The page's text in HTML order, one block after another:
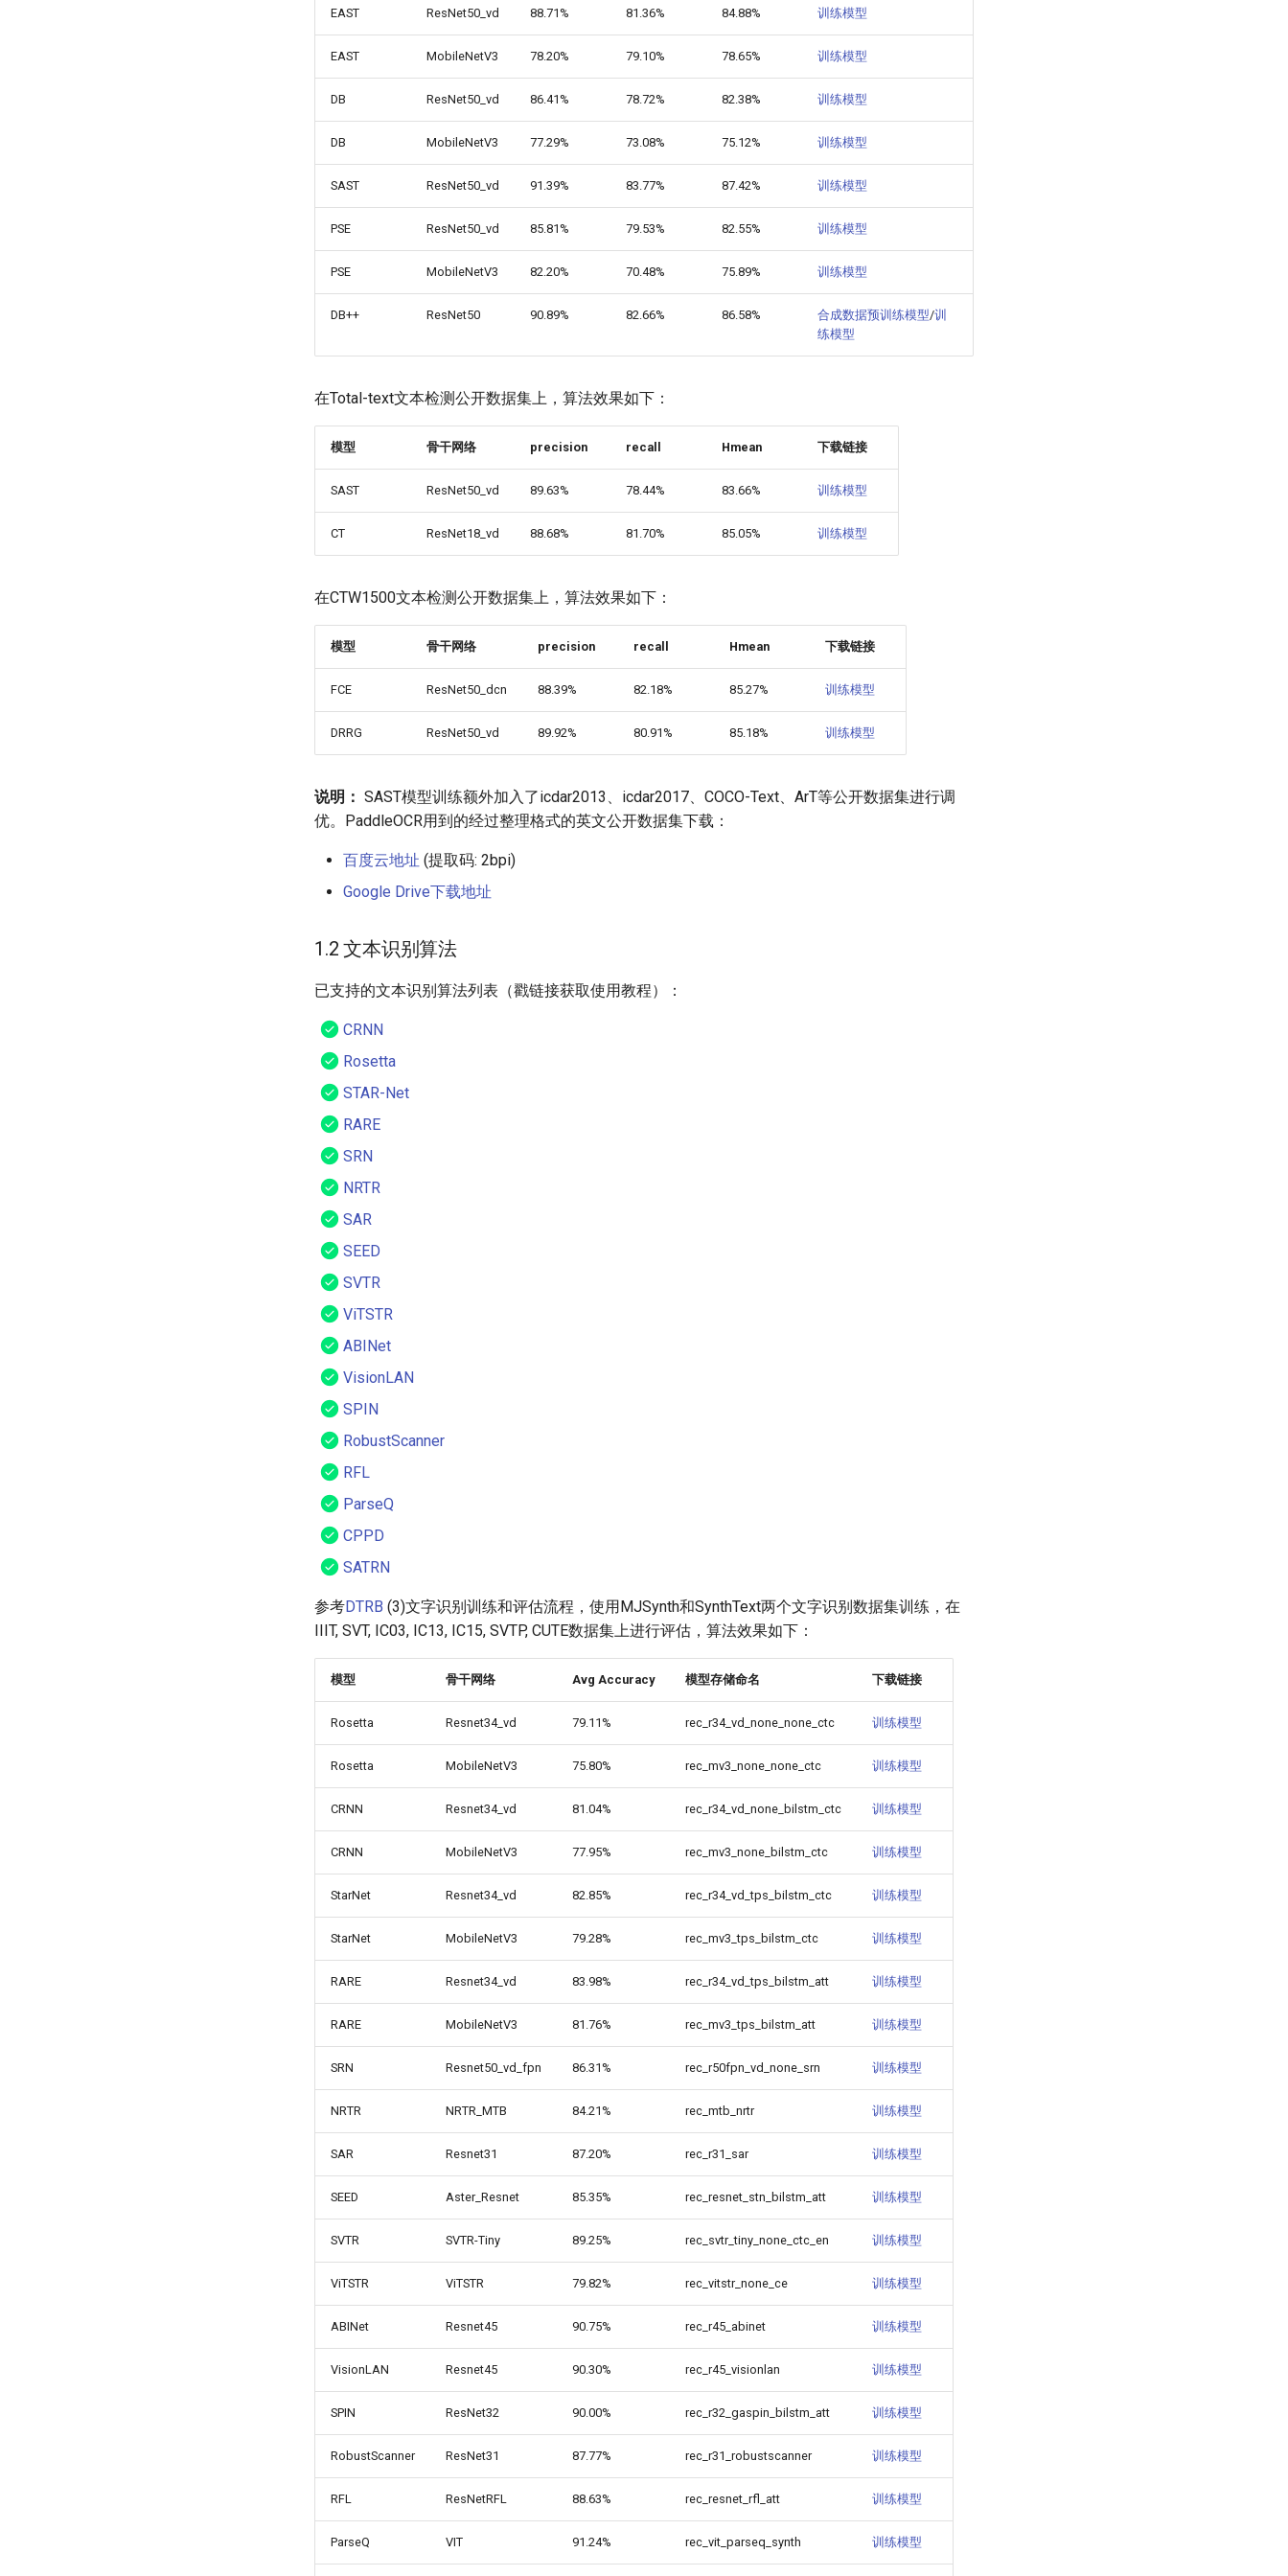
EAST ResNet50_vd 88.71% 81.36% 84.88% 训练模型
EAST MobileNetV3 78.20% 79.10% 78.65% 训练模型
DB ResNet50_vd 86.41% 78.72% 82.38% 训练模型
DB MobileNetV3 77.29% 73.08% 75.12% 训练模型
SAST ResNet50_vd 91.39% 83.77% 87.42% 训练模型
PSE ResNet50_vd 85.81% 79.53% 82.55% 训练模型
PSE MobileNetV3 82.20% 70.48% 75.89% 训练模型
DB++ ResNet50 90.89% 82.66% 86.58% 合成数据预训练模型/训
练模型
在Total-text文本检测公开数据集上，算法效果如下：
模型 骨干网络 precision recall Hmean 下载链接
SAST ResNet50_vd 89.63% 78.44% 83.66% 训练模型
CT ResNet18_vd 88.68% 81.70% 85.05% 训练模型
在CTW1500文本检测公开数据集上，算法效果如下：
模型 骨干网络 precision recall Hmean 下载链接
FCE ResNet50_dcn 88.39% 82.18% 85.27% 训练模型
DRRG ResNet50_vd 89.92% 80.91% 85.18% 训练模型
说明： SAST模型训练额外加入了icdar2013、icdar2017、COCO-Text、ArT等公开数据集进行调
优。PaddleOCR用到的经过整理格式的英文公开数据集下载：
百度云地址 (提取码: 2bpi)
Google Drive下载地址
1.2 文本识别算法
已支持的文本识别算法列表（戳链接获取使用教程）：
CRNN
Rosetta
STAR-Net
RARE
SRN
NRTR
SAR
SEED
SVTR
ViTSTR
ABINet
VisionLAN
SPIN
RobustScanner
RFL
ParseQ
CPPD
SATRN
参考DTRB (3)文字识别训练和评估流程，使用MJSynth和SynthText两个文字识别数据集训练，在
IIIT, SVT, IC03, IC13, IC15, SVTP, CUTE数据集上进行评估，算法效果如下：
模型 骨干网络 Avg Accuracy 模型存储命名 下载链接
Rosetta Resnet34_vd 79.11% rec_r34_vd_none_none_ctc 训练模型
Rosetta MobileNetV3 75.80% rec_mv3_none_none_ctc 训练模型
CRNN Resnet34_vd 81.04% rec_r34_vd_none_bilstm_ctc 训练模型
CRNN MobileNetV3 77.95% rec_mv3_none_bilstm_ctc 训练模型
StarNet Resnet34_vd 82.85% rec_r34_vd_tps_bilstm_ctc 训练模型
StarNet MobileNetV3 79.28% rec_mv3_tps_bilstm_ctc 训练模型
RARE Resnet34_vd 83.98% rec_r34_vd_tps_bilstm_att 训练模型
RARE MobileNetV3 81.76% rec_mv3_tps_bilstm_att 训练模型
SRN Resnet50_vd_fpn 86.31% rec_r50fpn_vd_none_srn 训练模型
NRTR NRTR_MTB 84.21% rec_mtb_nrtr 训练模型
SAR Resnet31 87.20% rec_r31_sar 训练模型
SEED Aster_Resnet 85.35% rec_resnet_stn_bilstm_att 训练模型
SVTR SVTR-Tiny 89.25% rec_svtr_tiny_none_ctc_en 训练模型
ViTSTR ViTSTR 79.82% rec_vitstr_none_ce 训练模型
ABINet Resnet45 90.75% rec_r45_abinet 训练模型
VisionLAN Resnet45 90.30% rec_r45_visionlan 训练模型
SPIN ResNet32 90.00% rec_r32_gaspin_bilstm_att 训练模型
RobustScanner ResNet31 87.77% rec_r31_robustscanner 训练模型
RFL ResNetRFL 88.63% rec_resnet_rfl_att 训练模型
ParseQ VIT 91.24% rec_vit_parseq_synth 训练模型